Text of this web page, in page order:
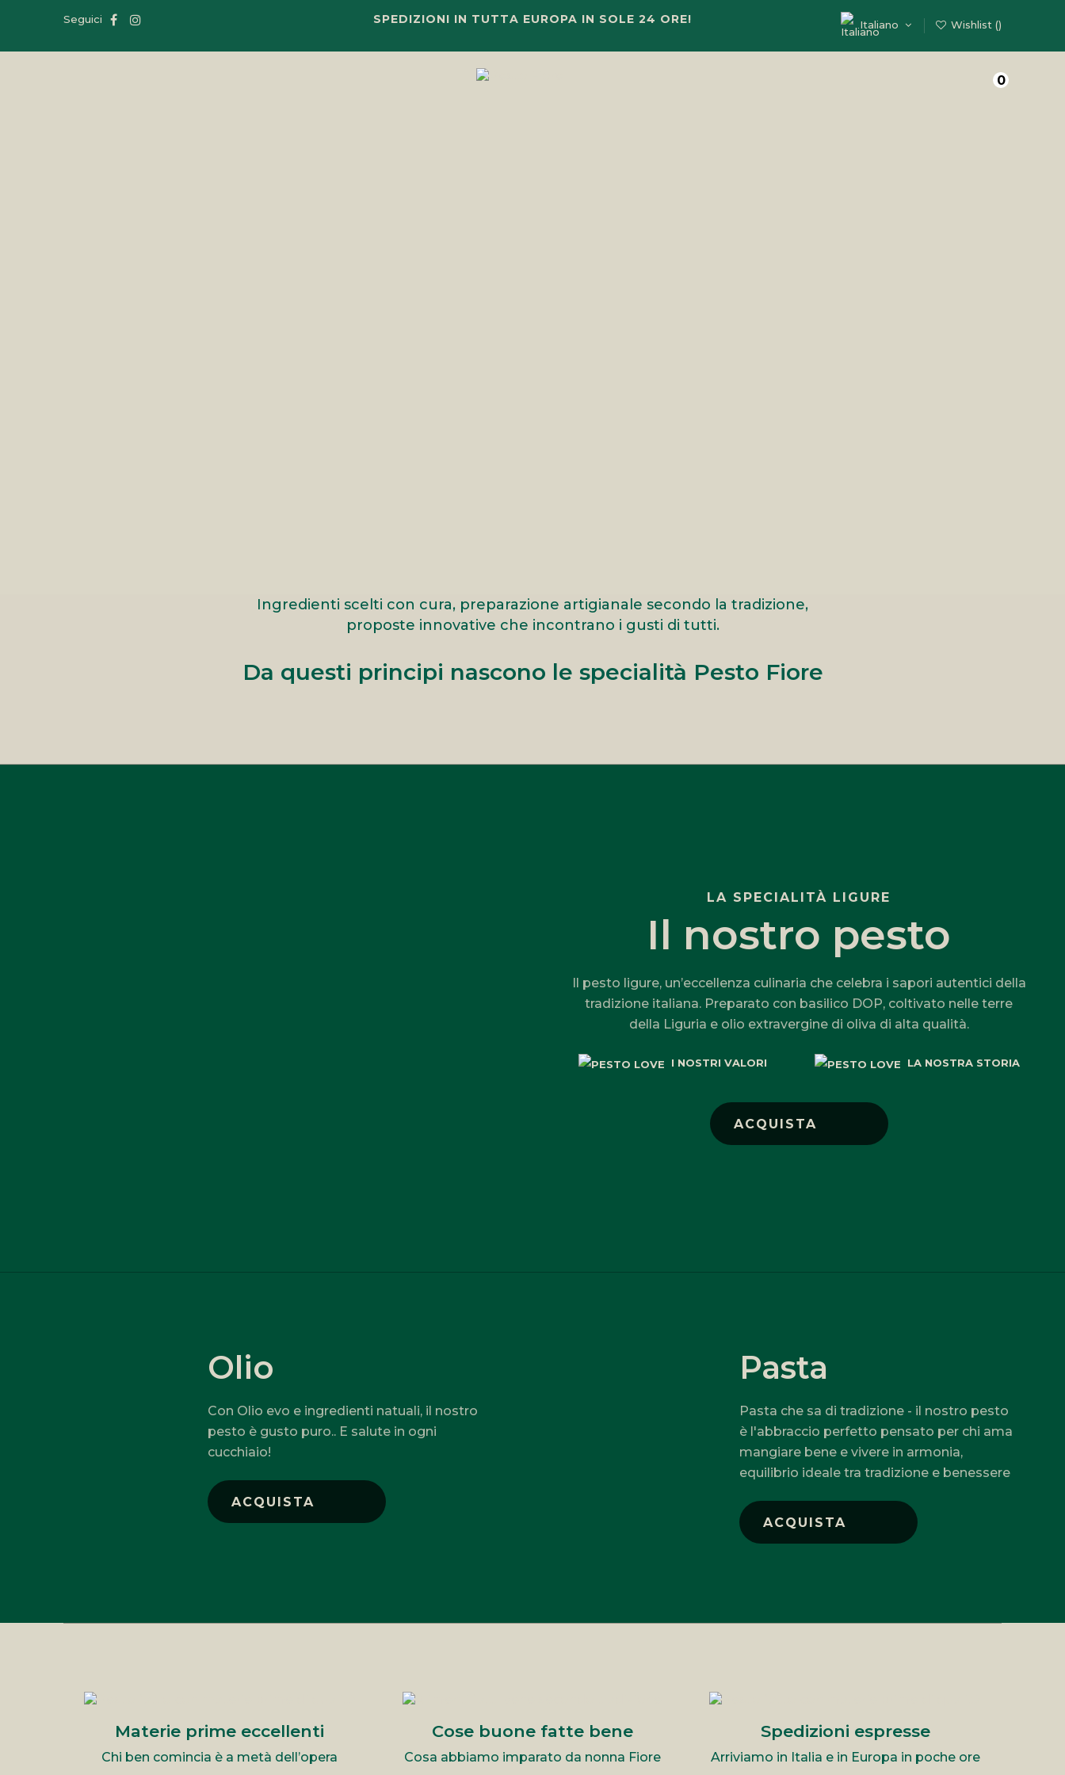
Seguici SPEDIZIONI IN TUTTA EUROPA IN SOLE 24 ORE! Italiano Wishlist ()
0
Ingredienti scelti con cura, preparazione artigianale secondo la tradizione,
proposte innovative che incontrano i gusti di tutti.
Da questi principi nascono le specialità Pesto Fiore
LA SPECIALITÀ LIGURE
Il nostro pesto
Il pesto ligure, un’eccellenza culinaria che celebra i sapori autentici della
tradizione italiana. Preparato con basilico DOP, coltivato nelle terre
della Liguria e olio extravergine di oliva di alta qualità.
I NOSTRI VALORI LA NOSTRA STORIA
ACQUISTA
Olio
Con Olio evo e ingredienti natuali, il nostro
pesto è gusto puro.. E salute in ogni
cucchiaio!
ACQUISTA
Pasta
Pasta che sa di tradizione - il nostro pesto
è l'abbraccio perfetto pensato per chi ama
mangiare bene e vivere in armonia,
equilibrio ideale tra tradizione e benessere
ACQUISTA
Materie prime eccellenti
Chi ben comincia è a metà dell’opera
Cose buone fatte bene
Cosa abbiamo imparato da nonna Fiore
Spedizioni espresse
Arriviamo in Italia e in Europa in poche ore